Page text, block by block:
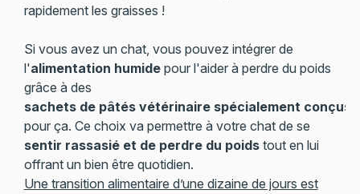
rapidement les graisses !
Si vous avez un chat, vous pouvez intégrer de
l'alimentation humidepour l'aider à perdre du poids
grâce à des
sachets de pâtés vétérinaire spécialement conçus
pour ça. Ce choix va permettre à votre chat de se
sentir rassasié et de perdre du poidstout en lui
offrant un bien être quotidien.
Une transition alimentaire d’une dizaine de jours est